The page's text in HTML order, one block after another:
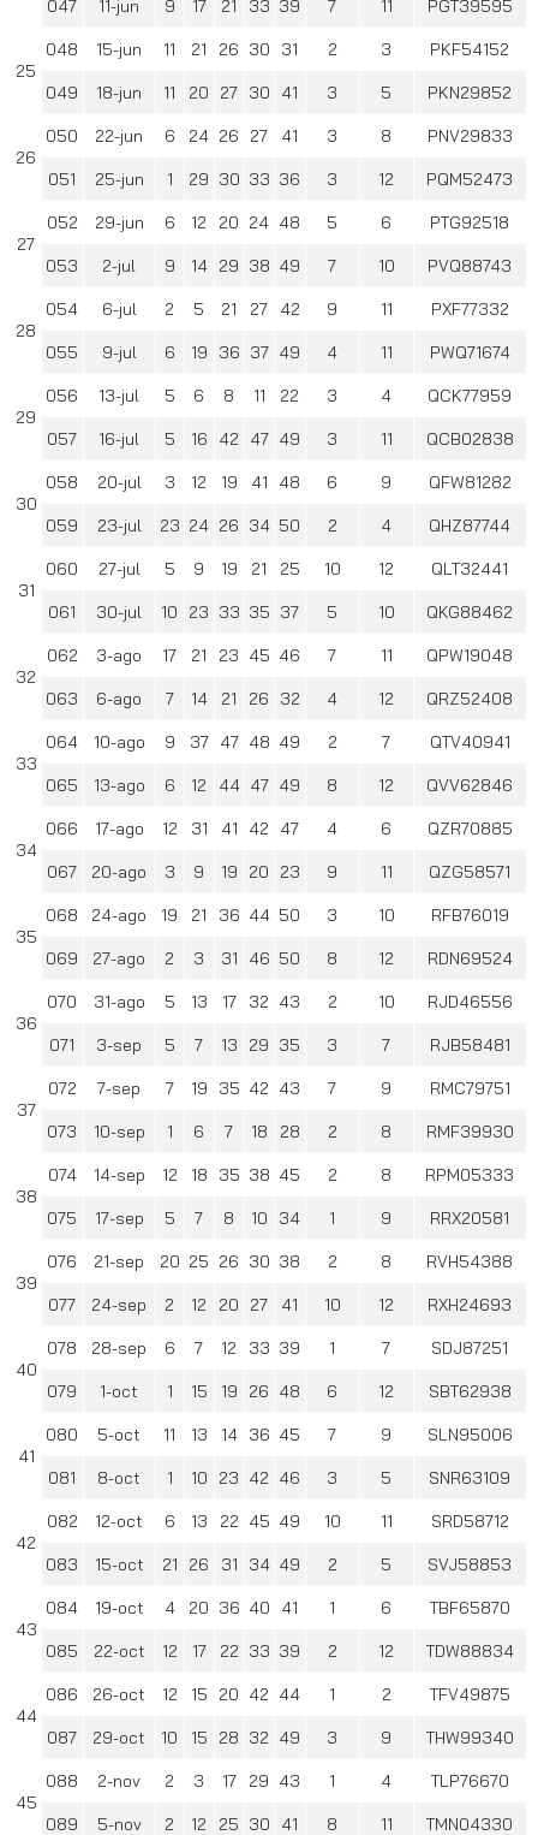
047 11-jun 9 17 21 33 39 7 11 PGT39595
25
048 15-jun 11 21 26 30 31 2 3 PKF54152
049 18-jun 11 20 27 30 41 3 5 PKN29852
26
050 22-jun 6 24 26 27 41 3 8 PNV29833
051 25-jun 1 29 30 33 36 3 12 PQM52473
27
052 29-jun 6 12 20 24 48 5 6 PTG92518
053 2-jul 9 14 29 38 49 7 10 PVQ88743
28
054 6-jul 2 5 21 27 42 9 11 PXF77332
055 9-jul 6 19 36 37 49 4 11 PWQ71674
29
056 13-jul 5 6 8 11 22 3 4 QCK77959
057 16-jul 5 16 42 47 49 3 11 QCB02838
30
058 20-jul 3 12 19 41 48 6 9 QFW81282
059 23-jul 23 24 26 34 50 2 4 QHZ87744
31
060 27-jul 5 9 19 21 25 10 12 QLT32441
061 30-jul 10 23 33 35 37 5 10 QKG88462
32
062 3-ago 17 21 23 45 46 7 11 QPW19048
063 6-ago 7 14 21 26 32 4 12 QRZ52408
33
064 10-ago 9 37 47 48 49 2 7 QTV40941
065 13-ago 6 12 44 47 49 8 12 QVV62846
34
066 17-ago 12 31 41 42 47 4 6 QZR70885
067 20-ago 3 9 19 20 23 9 11 QZG58571
35
068 24-ago 19 21 36 44 50 3 10 RFB76019
069 27-ago 2 3 31 46 50 8 12 RDN69524
36
070 31-ago 5 13 17 32 43 2 10 RJD46556
071 3-sep 5 7 13 29 35 3 7 RJB58481
37
072 7-sep 7 19 35 42 43 7 9 RMC79751
073 10-sep 1 6 7 18 28 2 8 RMF39930
38
074 14-sep 12 18 35 38 45 2 8 RPM05333
075 17-sep 5 7 8 10 34 1 9 RRX20581
39
076 21-sep 20 25 26 30 38 2 8 RVH54388
077 24-sep 2 12 20 27 41 10 12 RXH24693
40
078 28-sep 6 7 12 33 39 1 7 SDJ87251
079 1-oct 1 15 19 26 48 6 12 SBT62938
41
080 5-oct 11 13 14 36 45 7 9 SLN95006
081 8-oct 1 10 23 42 46 3 5 SNR63109
42
082 12-oct 6 13 22 45 49 10 11 SRD58712
083 15-oct 21 26 31 34 49 2 5 SVJ58853
43
084 19-oct 4 20 36 40 41 1 6 TBF65870
085 22-oct 12 17 22 33 39 2 12 TDW88834
44
086 26-oct 12 15 20 42 44 1 2 TFV49875
087 29-oct 10 15 28 32 49 3 9 THW99340
45
088 2-nov 2 3 17 29 43 1 4 TLP76670
089 5-nov 2 12 25 30 41 8 11 TMN04330